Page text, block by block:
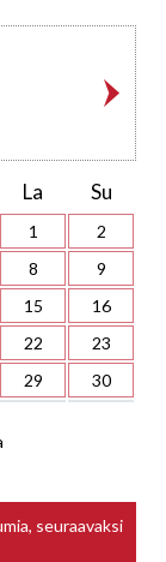
La Su
1
2
8
9
15
16
22
23
29 30
seuraavaksi